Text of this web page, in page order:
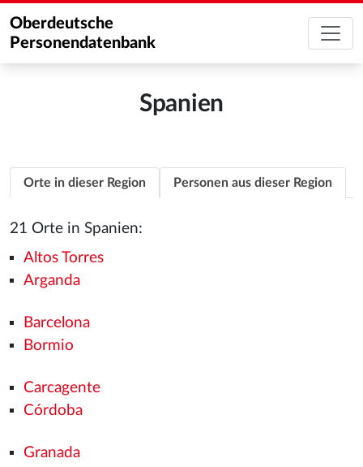
Oberdeutsche
Personendatenbank
Spanien
Orte in dieser Region Personen aus dieser Region
21 Orte in Spanien:
Altos Torres
Arganda
Barcelona
Bormio
Carcagente
Córdoba
Granada